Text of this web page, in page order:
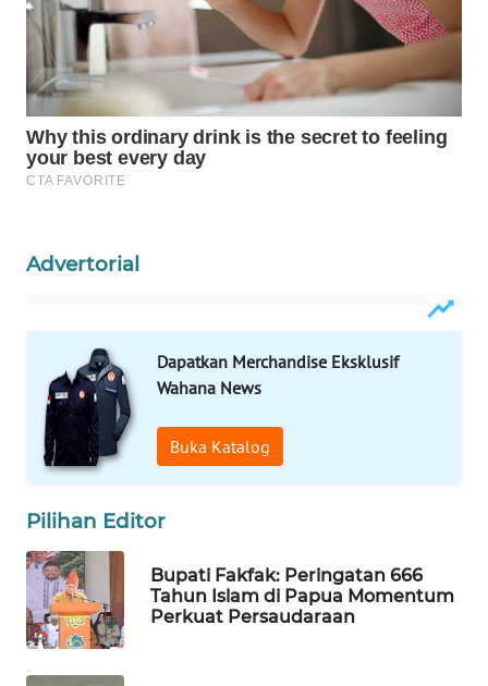
Advertorial
Dapatkan Merchandise Eksklusif
Wahana News
Buka Katalog
Pilihan Editor
Bupati Fakfak: Peringatan 666
Tahun Islam di Papua Momentum
Perkuat Persaudaraan
KONSUMEN
LISTRIK
MASYARAKAT
KELISTRIKAN
WALINKI
MAWAKA
ID
MARTABAT
NET
PLN
WATCH
LPKKI
LKKI